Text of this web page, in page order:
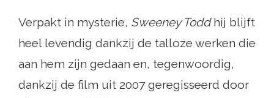
Verpakt in mysterie, Sweeney Toddhij blijft
heel levendig dankzij de talloze werken die
aan hem zijn gedaan en, tegenwoordig,
dankzij de film uit 2007 geregisseerd door